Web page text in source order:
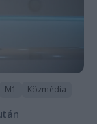
M1 Közmédia